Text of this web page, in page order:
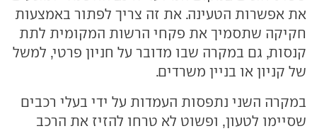
את אפשרות הטעינה. את זה צריך לפתור באמצעות
חקיקה שתסמיך את פקחי הרשות המקומית לתת
קנסות, גם במקרה שבו מדובר על חניון פרטי, למשל
של קניון או בניין משרדים.
במקרה השני נתפסות העמדות על ידי בעלי רכבים
שסיימו לטעון, ופשוט לא טרחו להזיז את הרכב